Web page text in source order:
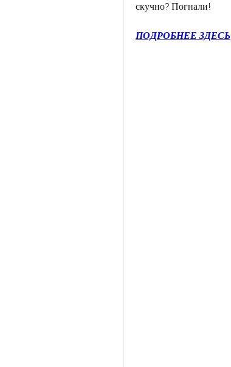
скучно? Погнали!
ПОДРОБНЕЕ ЗДЕСЬ